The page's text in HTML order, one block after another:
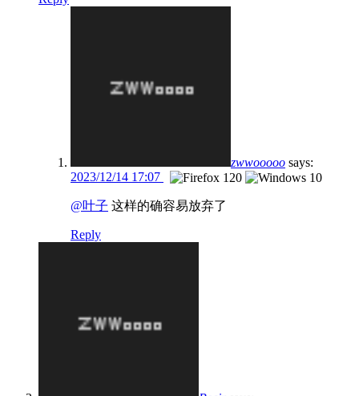
zwwooooo says:
2023/12/14 17:07
@叶子 这样的确容易放弃了
Reply